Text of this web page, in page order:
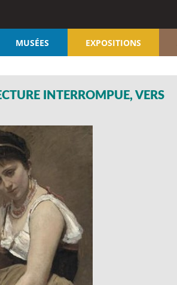
MUSÉES EXPOSITIONS
INTERROMPUE, VERS